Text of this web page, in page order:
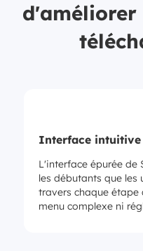
d'améliorer
Interface intuitive
L'interface épurée de
les débutants que les
travers chaque étape
menu complexe ni